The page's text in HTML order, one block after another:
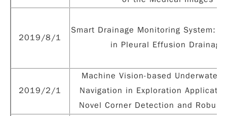
2019/8/1
Smart Drainage Monitoring System:
in Pleural Effusion Drainage
2019/2/1
Machine Vision-based Underwater
Navigation in Exploration
Novel Corner Detection and Robust